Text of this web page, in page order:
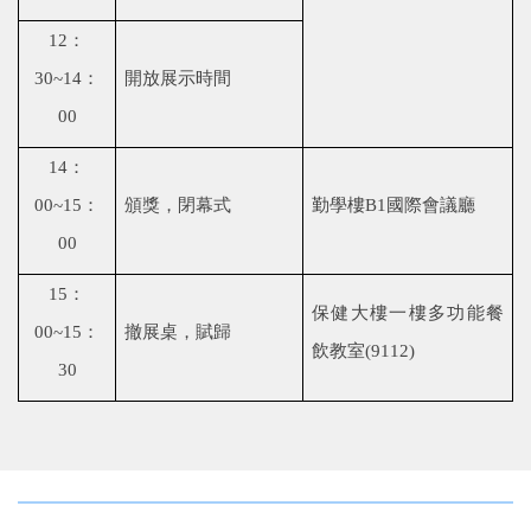
12 ：
30~14 ：
00
開放展示時間
14 ：
00~15 ：
00
頒獎，閉幕式 勤學樓B1 國際會議廳
15 ：
00~15 ：
30
撤展桌，賦歸
保健大樓一樓多功能餐
飲教室(9112)